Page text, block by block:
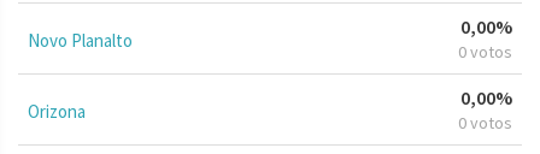
Novo Planalto
0,00%
0 votos
Orizona
0,00%
0 votos